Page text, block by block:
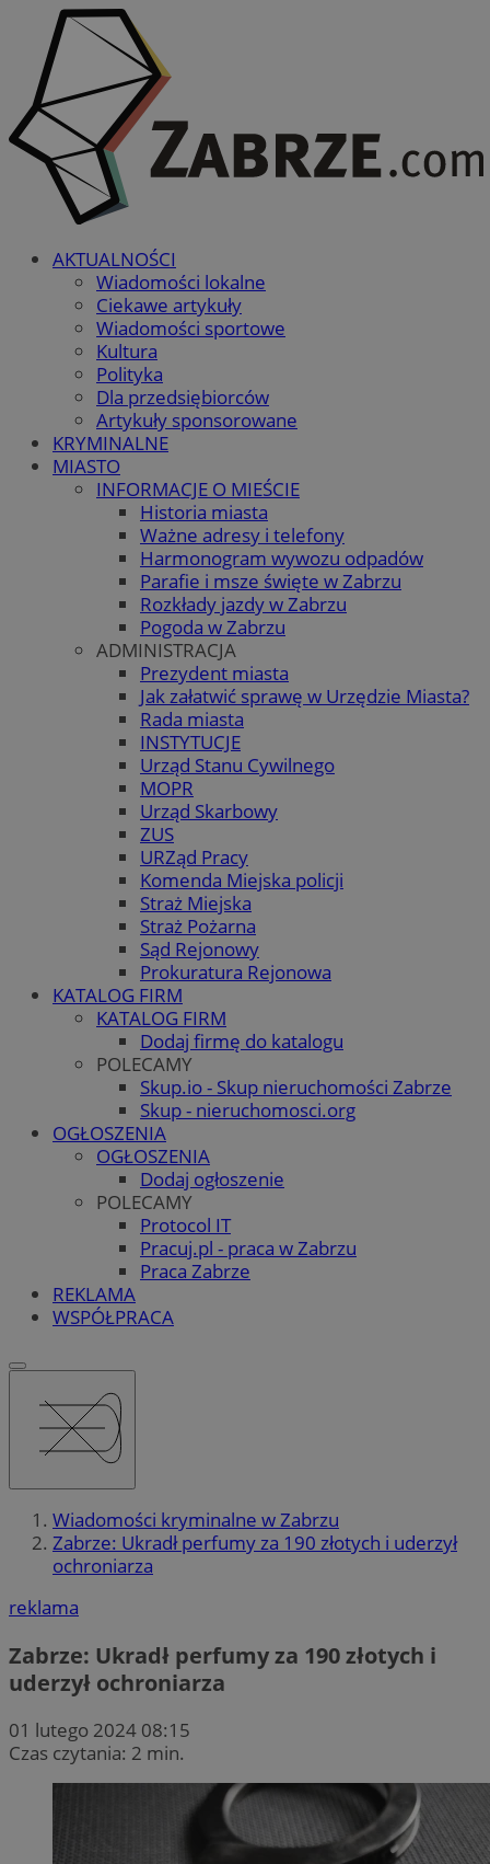
AKTUALNOŚCI
Wiadomości lokalne
Ciekawe artykuły
Wiadomości sportowe
Kultura
Polityka
Dla przedsiębiorców
Artykuły sponsorowane
KRYMINALNE
MIASTO
INFORMACJE O MIEŚCIE
Historia miasta
Ważne adresy i telefony
Harmonogram wywozu odpadów
Parafie i msze święte w Zabrzu
Rozkłady jazdy w Zabrzu
Pogoda w Zabrzu
ADMINISTRACJA
Prezydent miasta
Jak załatwić sprawę w Urzędzie Miasta?
Rada miasta
INSTYTUCJE
Urząd Stanu Cywilnego
MOPR
Urząd Skarbowy
ZUS
URZąd Pracy
Komenda Miejska policji
Straż Miejska
Straż Pożarna
Sąd Rejonowy
Prokuratura Rejonowa
KATALOG FIRM
KATALOG FIRM
Dodaj firmę do katalogu
POLECAMY
Skup.io - Skup nieruchomości Zabrze
Skup - nieruchomosci.org
OGŁOSZENIA
OGŁOSZENIA
Dodaj ogłoszenie
POLECAMY
Protocol IT
Pracuj.pl - praca w Zabrzu
Praca Zabrze
REKLAMA
WSPÓŁPRACA
Wiadomości kryminalne w Zabrzu
Zabrze: Ukradł perfumy za 190 złotych i uderzył
ochroniarza
reklama
Zabrze: Ukradł perfumy za 190 złotych i
uderzył ochroniarza
01 lutego 2024 08:15
Czas czytania: 2 min.